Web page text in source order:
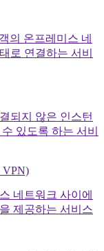
의 온프레미스 네
로 연결하는 서비
되지 않은 인스턴
있도록 하는 서비
VPN)
네트워크 사이에
제공하는 서비스